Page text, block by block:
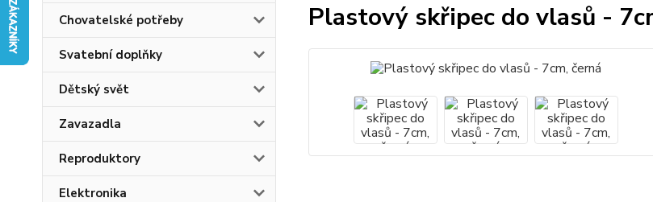
Chovatelské potřeby
Svatební doplňky
Dětský svět
Zavazadla
Reproduktory
Elektronika
Plastový skřipec do vlasů -